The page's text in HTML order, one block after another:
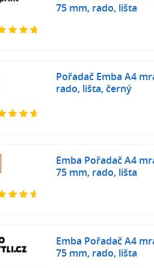
75 mm, rado, lišta
Pořadač Emba A4
rado, lišta, černý
Emba Pořadač A4
75 mm, rado, lišta
Emba Pořadač A4
75 mm, rado, lišta